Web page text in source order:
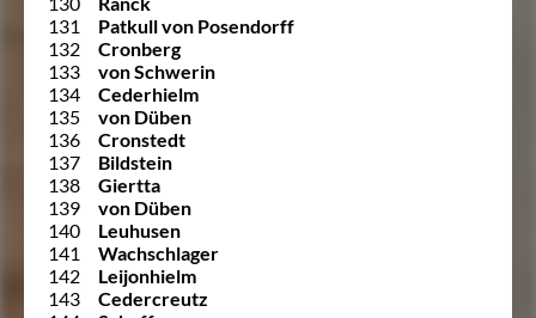
131
Patkull von Posendorff
132
Cronberg
133
von Schwerin
134
Cederhielm
135
von Düben
136
Cronstedt
137
Bildstein
138
Giertta
139
von Düben
140
Leuhusen
141
Wachschlager
142
Leijonhielm
143
Cedercreutz